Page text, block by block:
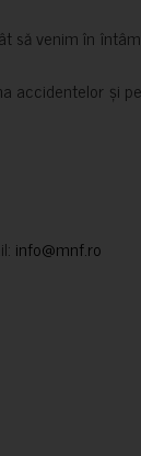
să venim în
accidentelor și
info@mnf.ro